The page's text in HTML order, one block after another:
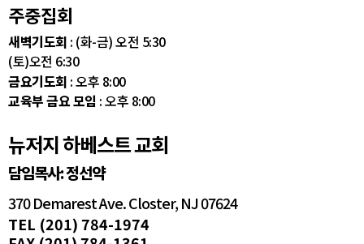
주중집회
새벽기도회 : (화-금) 오전 5:30
(토)오전 6:30
금요기도회 : 오후 8:00
교육부 금요 모임 : 오후 8:00
뉴저지 하베스트 교회
담임목사: 정선약
370 Demarest Ave. Closter, NJ 07624
TEL (201) 784-1974